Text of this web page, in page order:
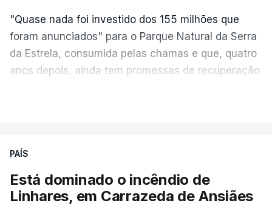
"Quase nada foi investido dos 155 milhões que
foram anunciados" para o Parque Natural da Serra
da Estrela, consumida pelas chamas e que, quatro
anos depois, ainda tem promessas de recuperação
ESTE CONTEÚDO ESTÁ NESTE
PAÍS
Está dominado o incêndio de
Linhares, em Carrazeda de Ansiães